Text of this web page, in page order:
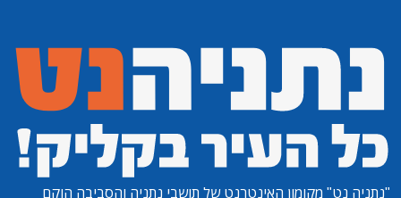
"נתניה נט" מקומון האינטרנט של תושבי נתניה והסביבה הוקם